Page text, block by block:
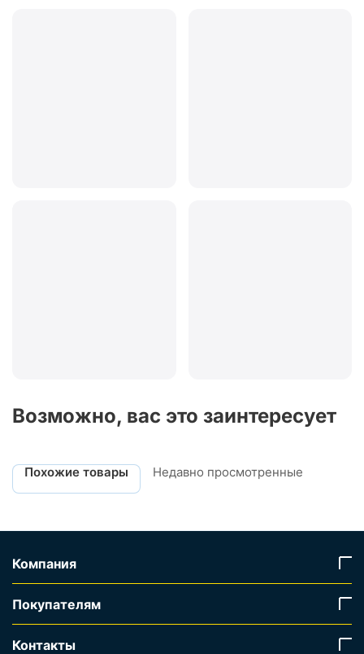
Возможно, вас это заинтересует
Похожие товары Недавно просмотренные
Компания
Покупателям
Контакты